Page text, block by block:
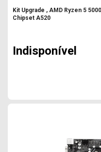
Kit Upgrade , AMD Ryzen 5
Chipset A520
Indisponível